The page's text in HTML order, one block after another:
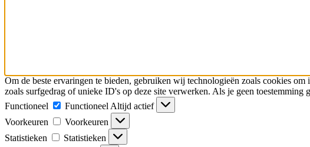
Om de beste ervaringen te bieden, gebruiken wij technologieën zoals cookies
zoals surfgedrag of unieke ID's op deze site verwerken. Als je geen
Functioneel
Functioneel Altijd actief
Voorkeuren
Voorkeuren
Statistieken
Statistieken